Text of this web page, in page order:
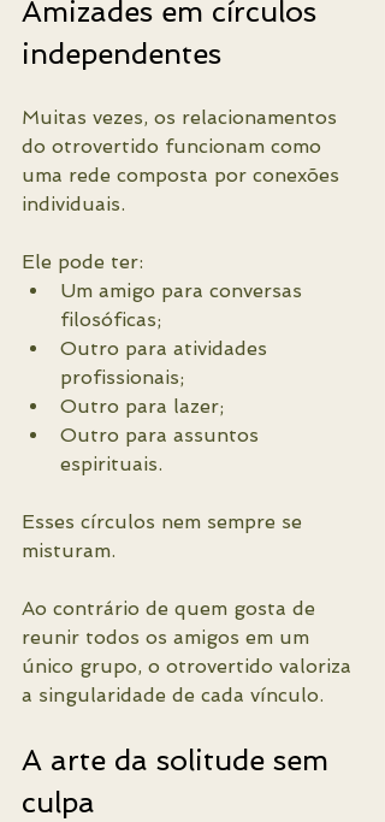
Amizades em círculos
independentes
Muitas vezes, os relacionamentos
do otrovertido funcionam como
uma rede composta por conexões
individuais.
Ele pode ter:
Um amigo para conversas
filosóficas;
Outro para atividades
profissionais;
Outro para lazer;
Outro para assuntos
espirituais.
Esses círculos nem sempre se
misturam.
Ao contrário de quem gosta de
reunir todos os amigos em um
único grupo, o otrovertido valoriza
a singularidade de cada vínculo.
A arte da solitude sem
culpa